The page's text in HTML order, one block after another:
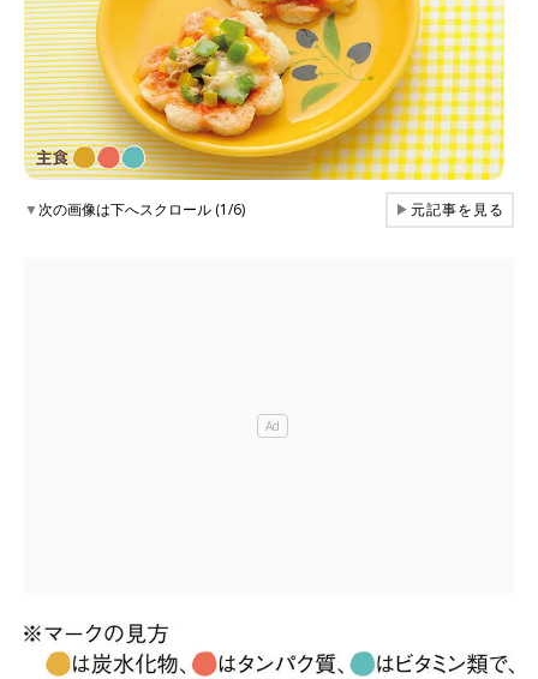
▼次の画像は下へスクロール (1/6) ▶元記事を見る